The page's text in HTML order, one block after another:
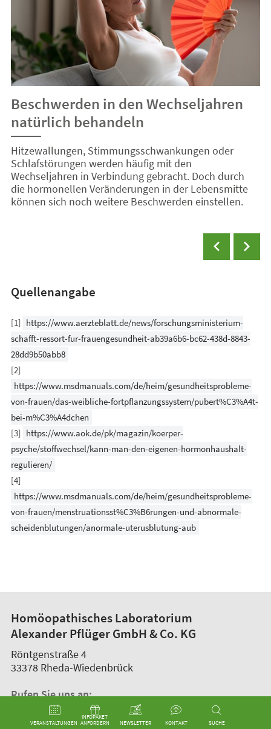
VERANSTALTUNGEN
INFOPAKET
ANFORDERN
NEWSLETTER KONTAKT SUCHE
Beschwerden in den Wechseljahren
natürlich behandeln
Hitzewallungen, Stimmungsschwankungen oder
Schlafstörungen werden häufig mit den
Wechseljahren in Verbindung gebracht. Doch durch
die hormonellen Veränderungen in der Lebensmitte
können sich noch weitere Beschwerden einstellen.
Quellenangabe
[1] https://www.aerzteblatt.de/news/forschungsministerium-
schafft-ressort-fur-frauengesundheit-ab39a6b6-bc62-438d-8843-
28dd9b50abb8
[2]
https://www.msdmanuals.com/de/heim/gesundheitsprobleme-
von-frauen/das-weibliche-fortpflanzungssystem/pubert%C3%A4t-
bei-m%C3%A4dchen
[3] https://www.aok.de/pk/magazin/koerper-
psyche/stoffwechsel/kann-man-den-eigenen-hormonhaushalt-
regulieren/
[4]
https://www.msdmanuals.com/de/heim/gesundheitsprobleme-
von-frauen/menstruationsst%C3%B6rungen-und-abnormale-
scheidenblutungen/anormale-uterusblutung-aub
Homöopathisches Laboratorium
Alexander Pflüger GmbH & Co. KG
Röntgenstraße 4
33378 Rheda-Wiedenbrück
Rufen Sie uns an:
Telefon +49 5242 94 72 – 0